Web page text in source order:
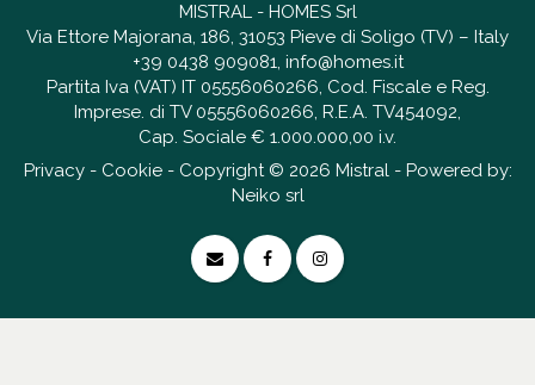
MISTRAL - HOMES Srl
Via Ettore Majorana, 186, 31053 Pieve di Soligo (TV) – Italy
+39 0438 909081, info@homes.it
Partita Iva (VAT) IT 05556060266, Cod. Fiscale e Reg.
Imprese. di TV 05556060266, R.E.A. TV454092,
Cap. Sociale € 1.000.000,00 i.v.
Privacy- Cookie- Copyright © 2026 Mistral - Powered by:
Neiko srl